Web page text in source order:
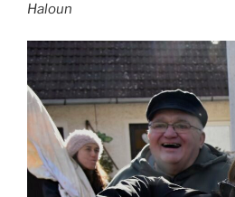
Haloun